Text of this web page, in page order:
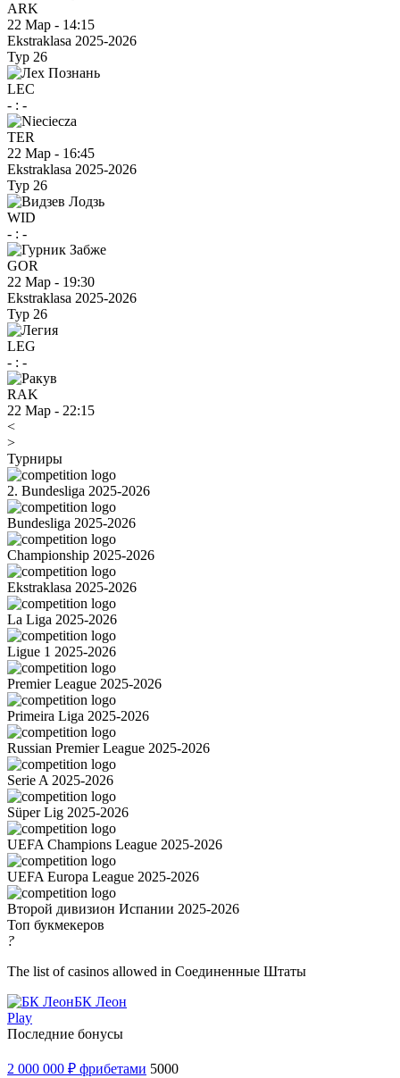
ARK
22 Мар - 14:15
Ekstraklasa 2025-2026
Тур 26
LEC
- : -
TER
22 Мар - 16:45
Ekstraklasa 2025-2026
Тур 26
WID
- : -
GOR
22 Мар - 19:30
Ekstraklasa 2025-2026
Тур 26
LEG
- : -
RAK
22 Мар - 22:15
<
>
Турниры
2. Bundesliga 2025-2026
Bundesliga 2025-2026
Championship 2025-2026
Ekstraklasa 2025-2026
La Liga 2025-2026
Ligue 1 2025-2026
Premier League 2025-2026
Primeira Liga 2025-2026
Russian Premier League 2025-2026
Serie A 2025-2026
Süper Lig 2025-2026
UEFA Champions League 2025-2026
UEFA Europa League 2025-2026
Второй дивизион Испании 2025-2026
Топ букмекеров
?
The list of casinos allowed in Соединенные Штаты
БК Леон
Play
Последние бонусы
2 000 000 ₽ фрибетами 5000